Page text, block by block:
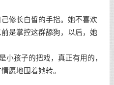
修长白皙的手指。她不喜欢
是掌控这群舔狗，以后，她
小孩子的把戏，真正有用的，
愿地围着她转。